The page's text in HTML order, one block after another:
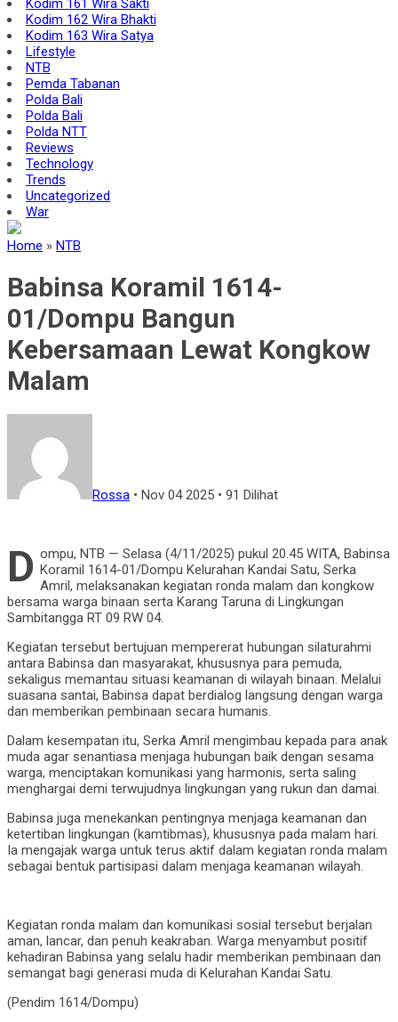
Kodim 161 Wira Sakti
Kodim 162 Wira Bhakti
Kodim 163 Wira Satya
Lifestyle
NTB
Pemda Tabanan
Polda Bali
Polda Bali
Polda NTT
Reviews
Technology
Trends
Uncategorized
War
Home » NTB
Babinsa Koramil 1614-
01/Dompu Bangun
Kebersamaan Lewat Kongkow
Malam
Rossa • Nov 04 2025 • 91 Dilihat
D ompu, NTB — Selasa (4/11/2025) pukul 20.45 WITA, Babinsa
Koramil 1614-01/Dompu Kelurahan Kandai Satu, Serka
Amril, melaksanakan kegiatan ronda malam dan kongkow
bersama warga binaan serta Karang Taruna di Lingkungan
Sambitangga RT 09 RW 04.
Kegiatan tersebut bertujuan mempererat hubungan silaturahmi
antara Babinsa dan masyarakat, khususnya para pemuda,
sekaligus memantau situasi keamanan di wilayah binaan. Melalui
suasana santai, Babinsa dapat berdialog langsung dengan warga
dan memberikan pembinaan secara humanis.
Dalam kesempatan itu, Serka Amril mengimbau kepada para anak
muda agar senantiasa menjaga hubungan baik dengan sesama
warga, menciptakan komunikasi yang harmonis, serta saling
menghargai demi terwujudnya lingkungan yang rukun dan damai.
Babinsa juga menekankan pentingnya menjaga keamanan dan
ketertiban lingkungan (kamtibmas), khususnya pada malam hari.
Ia mengajak warga untuk terus aktif dalam kegiatan ronda malam
sebagai bentuk partisipasi dalam menjaga keamanan wilayah.
Kegiatan ronda malam dan komunikasi sosial tersebut berjalan
aman, lancar, dan penuh keakraban. Warga menyambut positif
kehadiran Babinsa yang selalu hadir memberikan pembinaan dan
semangat bagi generasi muda di Kelurahan Kandai Satu.
(Pendim 1614/Dompu)